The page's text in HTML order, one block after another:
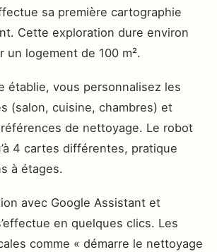
sa première cartographie
Cette exploration dure environ
un logement de 100 m².
établie, vous personnalisez les
(salon, cuisine, chambres) et
de nettoyage. Le robot
4 cartes différentes, pratique
à étages.
avec Google Assistant et
en quelques clics. Les
comme « démarre le nettoyage